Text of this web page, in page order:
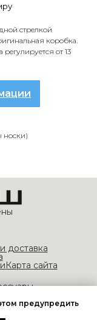
стрелкой
коробка.
от 13
носки)
доставка
Карта сайта
предупредить